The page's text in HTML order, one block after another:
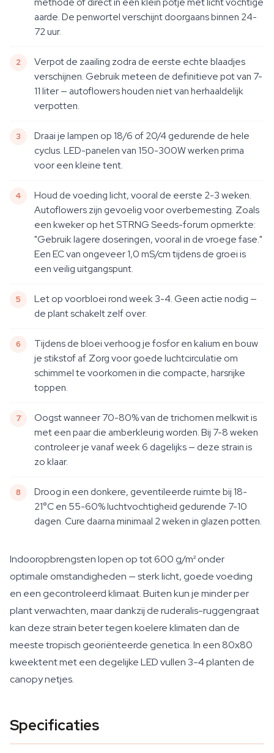
aarde. De penwortel verschijnt doorgaans binnen 24-
72 uur.
Verpot de zaailing zodra de eerste echte blaadjes
verschijnen. Gebruik meteen de definitieve pot van 7-
11 liter — autoflowers houden niet van herhaaldelijk
verpotten.
Draai je lampen op 18/6 of 20/4 gedurende de hele
cyclus. LED-panelen van 150-300W werken prima
voor een kleine tent.
Houd de voeding licht, vooral de eerste 2-3 weken.
Autoflowers zijn gevoelig voor overbemesting. Zoals
een kweker op het STRNG Seeds-forum opmerkte:
"Gebruik lagere doseringen, vooral in de vroege fase."
Een EC van ongeveer 1,0 mS/cm tijdens de groei is
een veilig uitgangspunt.
Let op voorbloei rond week 3-4. Geen actie nodig —
de plant schakelt zelf over.
Tijdens de bloei verhoog je fosfor en kalium en bouw
je stikstof af. Zorg voor goede luchtcirculatie om
schimmel te voorkomen in die compacte, harsrijke
toppen.
Oogst wanneer 70-80% van de trichomen melkwit is
met een paar die amberkleurig worden. Bij 7-8 weken
controleer je vanaf week 6 dagelijks — deze strain is
zo klaar.
Droog in een donkere, geventileerde ruimte bij 18-
21°C en 55-60% luchtvochtigheid gedurende 7-10
dagen. Cure daarna minimaal 2 weken in glazen potten.
Indooropbrengsten lopen op tot 600 g/m² onder
optimale omstandigheden — sterk licht, goede voeding
en een gecontroleerd klimaat. Buiten kun je minder per
plant verwachten, maar dankzij de ruderalis-ruggengraat
kan deze strain beter tegen koelere klimaten dan de
meeste tropisch georiënteerde genetica. In een 80x80
kweektent met een degelijke LED vullen 3-4 planten de
canopy netjes.
Specificaties